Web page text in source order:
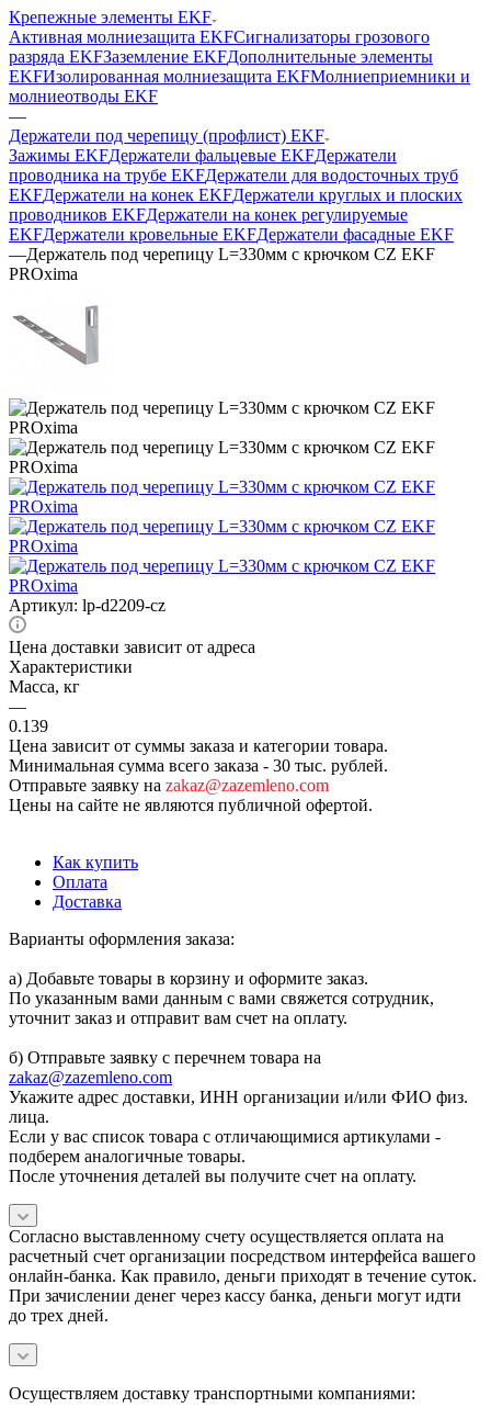
Крепежные элементы EKF
Активная молниезащита EKFСигнализаторы грозового
разряда EKFЗаземление EKFДополнительные элементы
EKFИзолированная молниезащита EKFМолниеприемники и
молниеотводы EKF
—
Держатели под черепицу (профлист) EKF
Зажимы EKFДержатели фальцевые EKFДержатели
проводника на трубе EKFДержатели для водосточных труб
EKFДержатели на конек EKFДержатели круглых и плоских
проводников EKFДержатели на конек регулируемые
EKFДержатели кровельные EKFДержатели фасадные EKF
—Держатель под черепицу L=330мм с крючком CZ EKF
PROxima
Артикул: lp-d2209-cz
Цена доставки зависит от адреса
Характеристики
Масса, кг
—
0.139
Цена зависит от суммы заказа и категории товара.
Минимальная сумма всего заказа - 30 тыс. рублей.
Отправьте заявку на zakaz@zazemleno.com
Цены на сайте не являются публичной офертой.
Как купить
Оплата
Доставка
Варианты оформления заказа:
а) Добавьте товары в корзину и оформите заказ.
По указанным вами данным с вами свяжется сотрудник,
уточнит заказ и отправит вам счет на оплату.
б) Отправьте заявку с перечнем товара на
zakaz@zazemleno.com
Укажите адрес доставки, ИНН организации и/или ФИО физ.
лица.
Если у вас список товара с отличающимися артикулами -
подберем аналогичные товары.
После уточнения деталей вы получите счет на оплату.
Согласно выставленному счету осуществляется оплата на
расчетный счет организации посредством интерфейса вашего
онлайн-банка. Как правило, деньги приходят в течение суток.
При зачислении денег через кассу банка, деньги могут идти
до трех дней.
Осуществляем доставку транспортными компаниями: